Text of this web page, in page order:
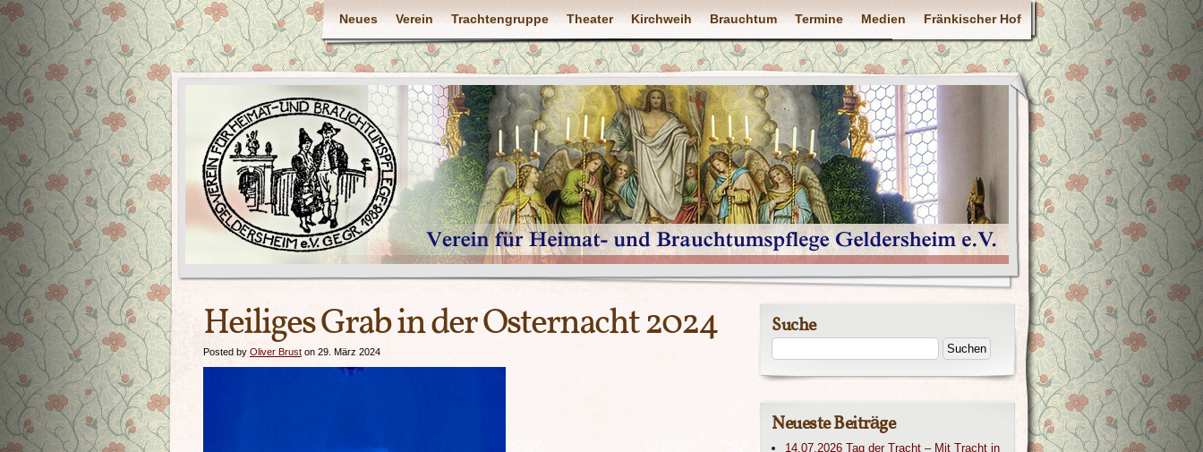
Neues Verein Trachtengruppe Theater Kirchweih Brauchtum Termine Medien Fränkischer Hof
Heiliges Grab in der Osternacht 2024
Posted by Oliver Brust on 29. März 2024
Suche
Neueste Beiträge
14.07.2026 Tag der Tracht – Mit Tracht in